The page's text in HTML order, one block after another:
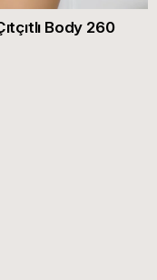
Body 260